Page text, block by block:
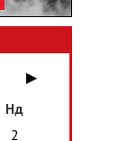
▶
Нд
2